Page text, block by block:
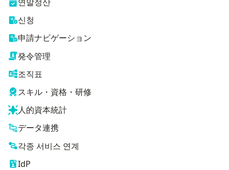
신청
申請ナビゲーション
発令管理
조직표
スキル・資格・研修
人的資本統計
データ連携
각종 서비스 연계
IdP